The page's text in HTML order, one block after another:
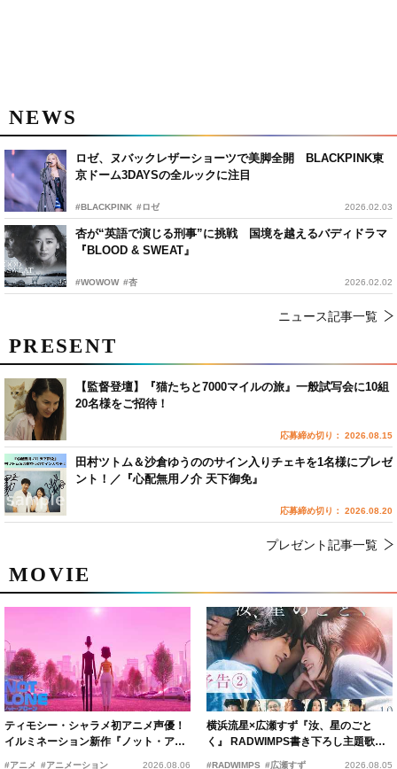
NEWS
ロゼ、ヌバックレザーショーツで美脚全開 BLACKPINK東
京ドーム3DAYSの全ルックに注目
#BLACKPINK #ロゼ 2026.02.03
杏が“英語で演じる刑事”に挑戦 国境を越えるバディドラマ
『BLOOD & SWEAT』
#WOWOW #杏 2026.02.02
ニュース記事一覧
MOVIE
ティモシー・シャラメ初アニメ声優！
イルミネーション新作『ノット・アロ
#アニメ #アニメーション 2026.08.06
横浜流星×広瀬すず『汝、星のごと
く』 RADWIMPS書き下ろし主題歌が
15年の愛を切なく彩る
#RADWIMPS #広瀬すず 2026.08.05
PRESENT
【監督登壇】『猫たちと7000マイルの旅』一般試写会に10組
20名様をご招待！
応募締め切り： 2026.08.15
田村ツトム＆沙倉ゆうののサイン入りチェキを1名様にプレゼ
ント！／『心配無用ノ介 天下御免』
応募締め切り： 2026.08.20
プレゼント記事一覧